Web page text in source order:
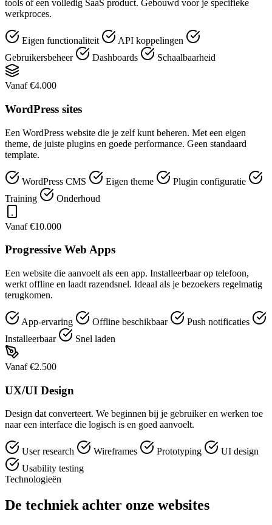
tools of een volledig SaaS product. Gebouwd voor je specifieke
werkproces.
Eigen functionaliteit
API koppelingen
Gebruikersbeheer
Dashboards Schaalbaarheid
Vanaf €4.000
WordPress sites
Een WordPress website die je zelf kunt beheren. Met een eigen
theme, de juiste plugins en goede performance. Geen standaard
template.
WordPress CMS Eigen theme
Plugin configuratie
Training
Onderhoud
Vanaf €10.000
Progressive Web Apps
Een website die aanvoelt als een app. Installeerbaar op telefoon,
werkt offline en laadt razendsnel. Ideaal als je bezoekers regelmatig
terugkomen.
App-ervaring Offline beschikbaar
Push notificaties
Installeerbaar
Snel laden
Vanaf €2.500
UX/UI Design
Design dat converteert. We beginnen bij je gebruiker en werken toe
naar een interface die logisch is en goed aanvoelt.
User research Wireframes Prototyping
UI design
Usability testing
Technologieën
De techniek achter onze websites